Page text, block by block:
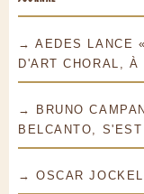
→ AEDES LANCE
D'ART CHORAL,
→ BRUNO
BELCANTO,
→ OSCAR